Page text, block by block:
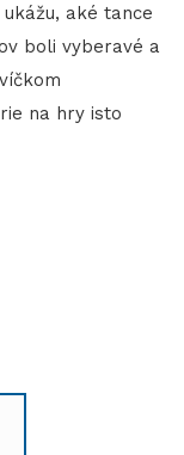
aké tance
boli vyberavé a
na hry isto